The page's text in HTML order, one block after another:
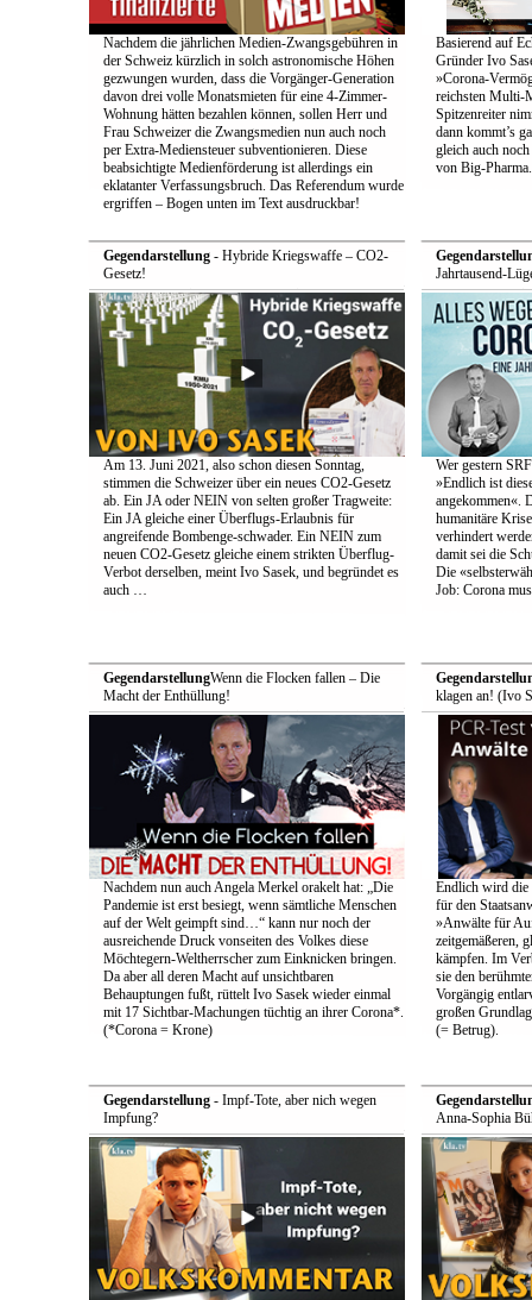
Nachdem die jährlichen Medien-Zwangsgebühren in
der Schweiz kürzlich in solch astronomische Höhen
gezwungen wurden, dass die Vorgänger-Generation
davon drei volle Monatsmieten für eine 4-Zimmer-
Wohnung hätten bezahlen können, sollen Herr und
Frau Schweizer die Zwangsmedien nun auch noch
per Extra-Mediensteuer subventionieren. Diese
beabsichtigte Medienförderung ist allerdings ein
eklatanter Verfassungsbruch. Das Referendum wurde
ergriffen – Bogen unten im Text ausdruckbar!
Basierend auf
Gründer Ivo
»Corona-
reichsten Multi-
Spitzenreiter
dann kommt’s
gleich auch
von Big-
Gegendarstellung- Hybride Kriegswaffe – CO2-
Gesetz!
Am 13. Juni 2021, also schon diesen Sonntag,
stimmen die Schweizer über ein neues CO2-Gesetz
ab. Ein JA oder NEIN von selten großer Tragweite:
Ein JA gleiche einer Überflugs-Erlaubnis für
angreifende Bombenge-schwader. Ein NEIN zum
neuen CO2-Gesetz gleiche einem strikten Überflug-
Verbot derselben, meint Ivo Sasek, und begründet es
auch …
Jahrtausend-
Wer gestern
»Endlich ist
angekommen«.
humanitäre
verhindert
damit sei die
Die
Job: Corona
GegendarstellungWenn die Flocken fallen – Die
Macht der Enthüllung!
Nachdem nun auch Angela Merkel orakelt hat: „Die
Pandemie ist erst besiegt, wenn sämtliche Menschen
auf der Welt geimpft sind…“ kann nur noch der
ausreichende Druck vonseiten des Volkes diese
Möchtegern-Weltherrscher zum Einknicken bringen.
Da aber all deren Macht auf unsichtbaren
Behauptungen fußt, rüttelt Ivo Sasek wieder einmal
mit 17 Sichtbar-Machungen tüchtig an ihrer Corona*.
(*Corona = Krone)
klagen an! (Ivo
Endlich wird die
für den
»Anwälte für
zeitgemäßeren,
kämpfen. Im
sie den
Vorgängig
großen
(= Betrug).
Gegendarstellung- Impf-Tote, aber nich wegen
Impfung?
Anna-Sophia